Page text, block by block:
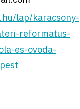
lap/karacsony-
reformatus-
es-ovoda-